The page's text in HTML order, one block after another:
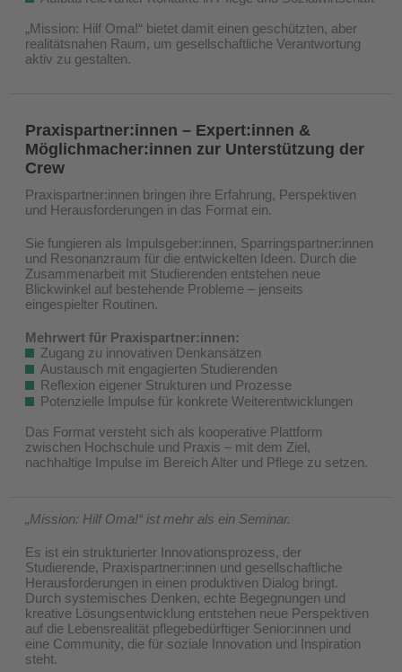
„Mission: Hilf Oma!“ bietet damit einen geschützten, aber
realitätsnahen Raum, um gesellschaftliche Verantwortung
aktiv zu gestalten.
Praxispartner:innen – Expert:innen &
Möglichmacher:innen zur Unterstützung der
Crew
Praxispartner:innen bringen ihre Erfahrung, Perspektiven
und Herausforderungen in das Format ein.
Sie fungieren als Impulsgeber:innen, Sparringspartner:innen
und Resonanzraum für die entwickelten Ideen. Durch die
Zusammenarbeit mit Studierenden entstehen neue
Blickwinkel auf bestehende Probleme – jenseits
eingespielter Routinen.
Mehrwert für Praxispartner:innen:
Zugang zu innovativen Denkansätzen
Austausch mit engagierten Studierenden
Reflexion eigener Strukturen und Prozesse
Potenzielle Impulse für konkrete Weiterentwicklungen
Das Format versteht sich als kooperative Plattform
zwischen Hochschule und Praxis – mit dem Ziel,
nachhaltige Impulse im Bereich Alter und Pflege zu setzen.
„Mission: Hilf Oma!“ ist mehr als ein Seminar.
Es ist ein strukturierter Innovationsprozess, der
Studierende, Praxispartner:innen und gesellschaftliche
Herausforderungen in einen produktiven Dialog bringt.
Durch systemisches Denken, echte Begegnungen und
kreative Lösungsentwicklung entstehen neue Perspektiven
auf die Lebensrealität pflegebedürftiger Senior:innen und
eine Community, die für soziale Innovation und Inspiration
steht.​